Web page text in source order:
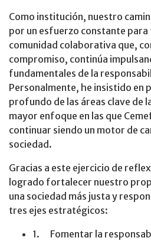
Como institución, nuestro
por un esfuerzo constante
comunidad colaborativa que,
compromiso, continúa
fundamentales de la
Personalmente, he insistido en
profundo de las áreas clave de
mayor enfoque en las que
continuar siendo un motor de
sociedad.
Gracias a este ejercicio de
logrado fortalecer nuestro
una sociedad más justa y
tres ejes estratégicos:
1. Fomentar la